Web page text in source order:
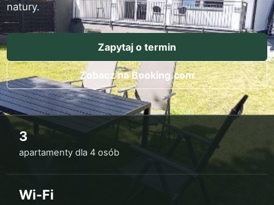
natury.
Zapytaj o termin
Zobacz na Booking.com
3
apartamenty dla 4 osób
Wi-Fi